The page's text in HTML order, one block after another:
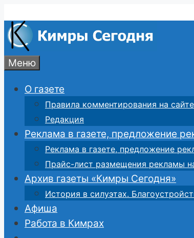
к
содержимому
Меню
О газете
Правила комментирования на
Редакция
Реклама в газете, предложение
Реклама в газете, предложение
Прайс-лист размещения рекламы
Архив газеты «Кимры Сегодня»
История в силуэтах.
Афиша
Работа в Кимрах